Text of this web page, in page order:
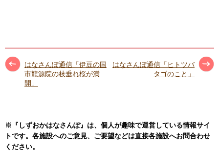
はなさんぽ通信「伊豆の国
市龍源院の枝垂れ桜が満
開」
はなさんぽ通信「ヒトツバ
タゴのこと」
※『しずおかはなさんぽ』は、個人が趣味で運営している情報サイ
トです。各施設へのご意見、ご要望などは直接各施設へお問合わせ
ください。